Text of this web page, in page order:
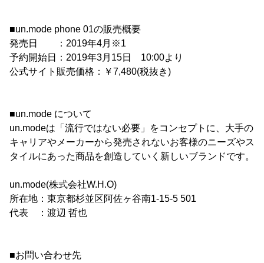
■un.mode phone 01の販売概要
発売日 ：2019年4月※1
予約開始日：2019年3月15日 10:00より
公式サイト販売価格：￥7,480(税抜き)
■un.mode について
un.modeは「流行ではない必要」をコンセプトに、大手の
キャリアやメーカーから発売されないお客様のニーズやス
タイルにあった商品を創造していく新しいブランドです。
un.mode(株式会社W.H.O)
所在地：東京都杉並区阿佐ヶ谷南1-15-5 501
代表 ：渡辺 哲也
■お問い合わせ先